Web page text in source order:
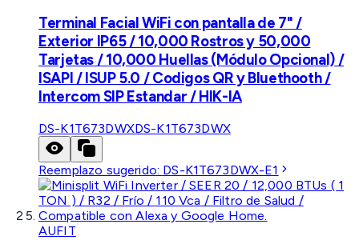
Terminal Facial WiFi con pantalla de 7" /
Exterior IP65 / 10,000 Rostros y 50,000
Tarjetas / 10,000 Huellas (Módulo Opcional) /
ISAPI / ISUP 5.0 / Codigos QR y Bluethooth /
Intercom SIP Estandar / HIK-IA
DS-K1T673DWXDS-K1T673DWX
Reemplazo sugerido: DS-K1T673DWX-E1
AUFIT